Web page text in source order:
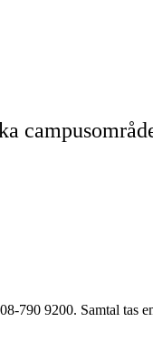
790 9200. Samtal tas